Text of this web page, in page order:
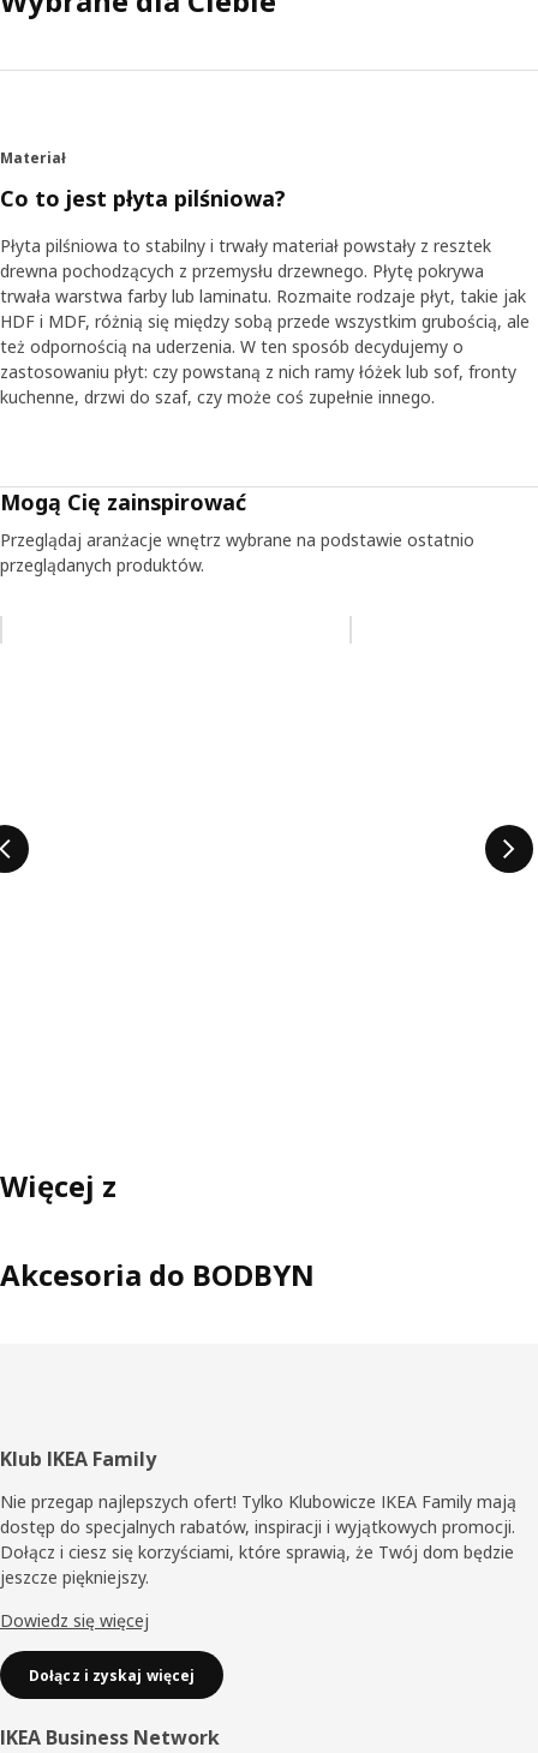
Materiał
Co to jest płyta pilśniowa?
Płyta pilśniowa to stabilny i trwały materiał powstały z resztek
drewna pochodzących z przemysłu drzewnego. Płytę pokrywa
trwała warstwa farby lub laminatu. Rozmaite rodzaje płyt, takie jak
HDF i MDF, różnią się między sobą przede wszystkim grubością, ale
też odpornością na uderzenia. W ten sposób decydujemy o
zastosowaniu płyt: czy powstaną z nich ramy łóżek lub sof, fronty
kuchenne, drzwi do szaf, czy może coś zupełnie innego.
Mogą Cię zainspirować
Przeglądaj aranżacje wnętrz wybrane na podstawie ostatnio
przeglądanych produktów.
Więcej z
Akcesoria do BODBYN
Stopka
Klub IKEA Family
Nie przegap najlepszych ofert! Tylko Klubowicze IKEA Family mają
dostęp do specjalnych rabatów, inspiracji i wyjątkowych promocji.
Dołącz i ciesz się korzyściami, które sprawią, że Twój dom będzie
jeszcze piękniejszy.
Dowiedz się więcej
Dołącz i zyskaj więcej
IKEA Business Network